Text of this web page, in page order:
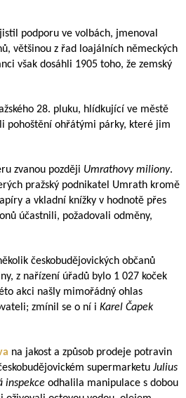
podporu ve volbách, jmenoval
většinou z řad loajálních německých
však dosáhli 1905 toho, že zemský
28. pluku, hlídkující ve městě
pohoštění ohřátými párky, které jim
zvanou později Umrathovy miliony.
pražský podnikatel Umrath kromě
a vkladní knížky v hodnotě přes
účastnili, požadovali odměny,
českobudějovických občanů
z nařízení úřadů bylo 1 027 koček
akci našly mimořádný ohlas
zmínil se o ní i Karel Čapek
na jakost a způsob prodeje potravin
supermarketu Julius
inspekce odhalila manipulace s dobou